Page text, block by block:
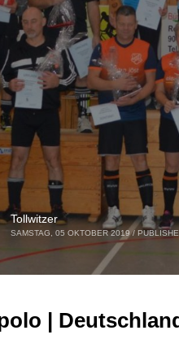
Tollwitzer
SAMSTAG, 05 OKTOBER 2019 /
|